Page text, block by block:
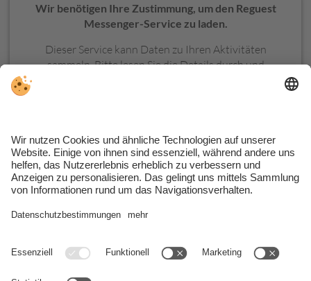
Wir benötigen Ihre Zustimmung, um den Reguest
Messenger-Service zu laden.
Dieser Service kann Daten zu Ihren Aktivitäten
sammeln. Bitte lesen Sie die Details durch und